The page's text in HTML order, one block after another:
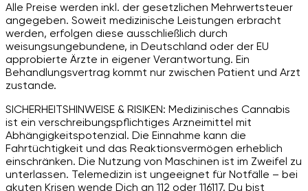
Alle Preise werden inkl. der gesetzlichen Mehrwertsteuer
angegeben. Soweit medizinische Leistungen erbracht
werden, erfolgen diese ausschließlich durch
weisungsungebundene, in Deutschland oder der EU
approbierte Ärzte in eigener Verantwortung. Ein
Behandlungsvertrag kommt nur zwischen Patient und Arzt
zustande.
SICHERHEITSHINWEISE & RISIKEN: Medizinisches Cannabis
ist ein verschreibungspflichtiges Arzneimittel mit
Abhängigkeitspotenzial. Die Einnahme kann die
Fahrtüchtigkeit und das Reaktionsvermögen erheblich
einschränken. Die Nutzung von Maschinen ist im Zweifel zu
unterlassen. Telemedizin ist ungeeignet für Notfälle – bei
akuten Krisen wende Dich an 112 oder 116117. Du bist